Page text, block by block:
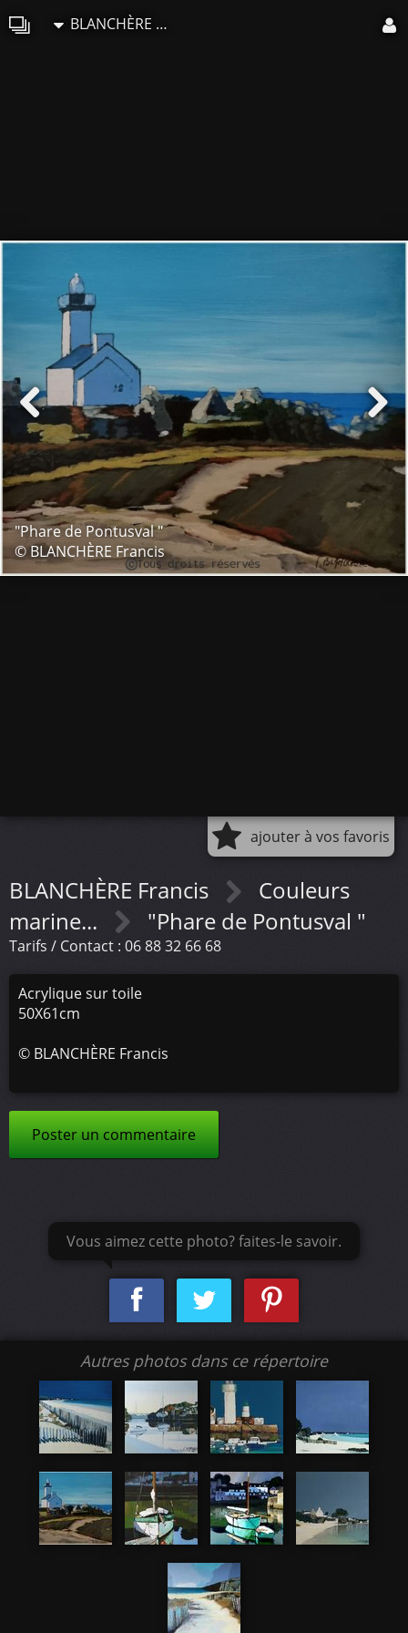
BLANCHÈRE Francis
"Phare de Pontusval "
© BLANCHÈRE Francis
ajouter à vos favoris
BLANCHÈRE Francis
Couleurs
marine...
"Phare de Pontusval "
Tarifs / Contact : 06 88 32 66 68
Acrylique sur toile
50X61cm
© BLANCHÈRE Francis
Poster un commentaire
Vous aimez cette photo? faites-le savoir.
Autres photos dans ce répertoire